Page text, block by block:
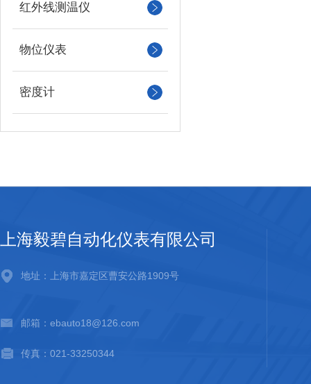
红外线测温仪
物位仪表
密度计
上海毅碧自动化仪表有限公司
地址：上海市嘉定区曹安公路1909号
邮箱：ebauto18@126.com
传真：021-33250344